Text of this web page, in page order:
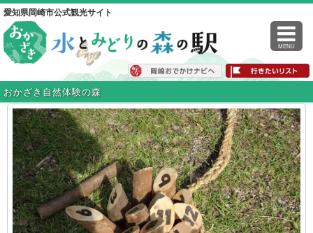
愛知県岡崎市公式観光サイト
MENU
おかざき自然体験の森